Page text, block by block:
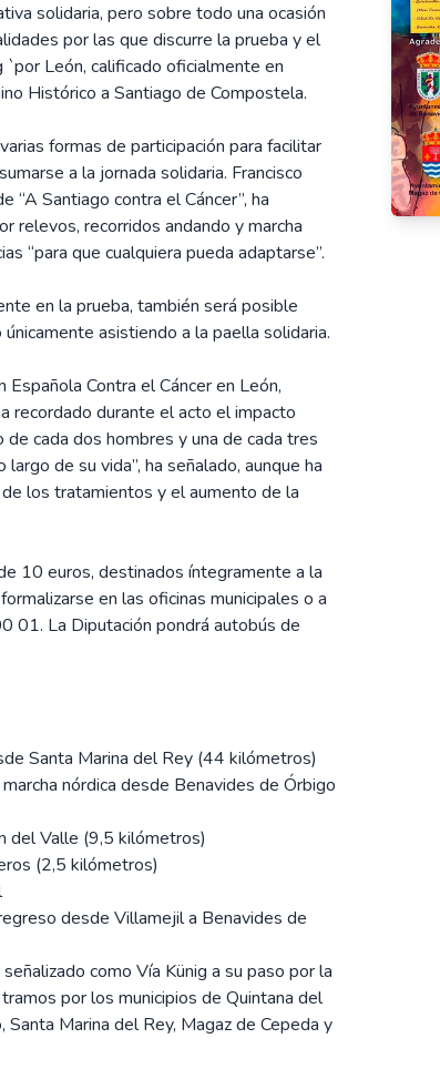
solidaria, pero sobre todo una ocasión
por las que discurre la prueba y el
`por León, calificado oficialmente en
Histórico a Santiago de Compostela.
formas de participación para facilitar
a la jornada solidaria. Francisco
“A Santiago contra el Cáncer”, ha
relevos, recorridos andando y marcha
“para que cualquiera pueda adaptarse”.
en la prueba, también será posible
asistiendo a la paella solidaria.
Contra el Cáncer en León,
recordado durante el acto el impacto
de cada dos hombres y una de cada tres
de su vida”, ha señalado, aunque ha
los tratamientos y el aumento de la
10 euros, destinados íntegramente a la
en las oficinas municipales o a
La Diputación pondrá autobús de
Santa Marina del Rey (44 kilómetros)
nórdica desde Benavides de Órbigo
del Valle (9,5 kilómetros)
(2,5 kilómetros)
desde Villamejil a Benavides de
como Vía Künig a su paso por la
por los municipios de Quintana del
Marina del Rey, Magaz de Cepeda y